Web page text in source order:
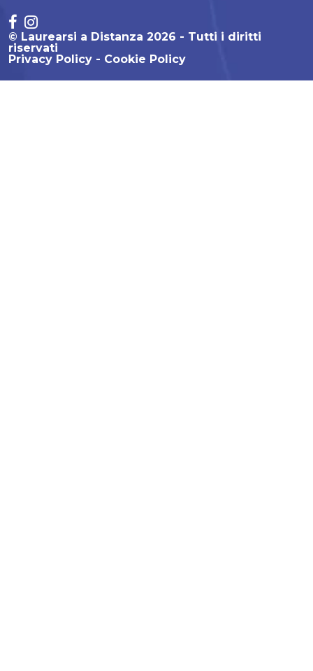
© Laurearsi a Distanza 2026 - Tutti i diritti
riservati
Privacy Policy
Cookie Policy